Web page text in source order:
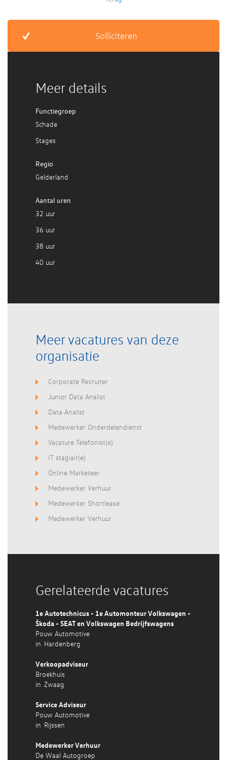
Meer details
Functiegroep
Schade
Stages
Regio
Gelderland
Aantal uren
32 uur
36 uur
38 uur
40 uur
Meer vacatures van deze
organisatie
Corporate Recruiter
Junior Data Analist
Data Analist
Medewerker Onderdelendienst
Vacature Telefonist(e)
IT stagiair(e)
Online Marketeer
Medewerker Verhuur
Medewerker Shortlease
Medewerker Verhuur
Gerelateerde vacatures
1e Autotechnicus - 1e Automonteur Volkswagen -
Škoda - SEAT en Volkswagen Bedrijfswagens
Pouw Automotive
in Hardenberg
Verkoopadviseur
Broekhuis
in Zwaag
Service Adviseur
Pouw Automotive
in Rijssen
Medewerker Verhuur
De Waal Autogroep